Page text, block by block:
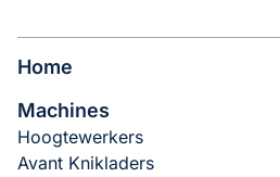
Schrobmachines
Veegmachines
Tuinmachines
Rijplaten
Home
Machines
Hoogtewerkers
Avant Knikladers